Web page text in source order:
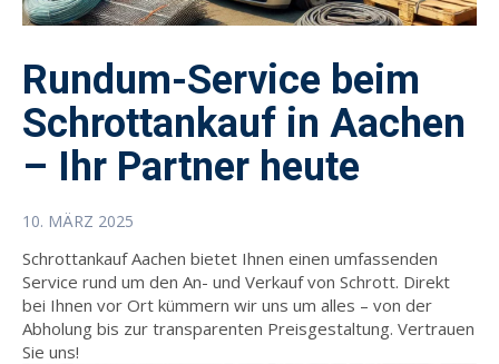
Rundum-Service beim
Schrottankauf in Aachen
– Ihr Partner heute
10. MÄRZ 2025
Schrottankauf Aachen bietet Ihnen einen umfassenden
Service rund um den An- und Verkauf von Schrott. Direkt
bei Ihnen vor Ort kümmern wir uns um alles – von der
Abholung bis zur transparenten Preisgestaltung. Vertrauen
Sie uns!